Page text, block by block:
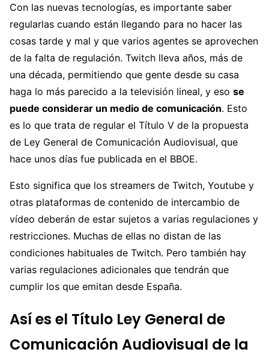
Con las nuevas tecnologías, es importante saber
regularlas cuando están llegando para no hacer las
cosas tarde y mal y que varios agentes se aprovechen
de la falta de regulación. Twitch lleva años, más de
una década, permitiendo que gente desde su casa
haga lo más parecido a la televisión lineal, y eso se
puede considerar un medio de comunicación. Esto
es lo que trata de regular el Título V de la propuesta
de Ley General de Comunicación Audiovisual, que
hace unos días fue publicada en el BBOE.
Esto significa que los streamers de Twitch, Youtube y
otras plataformas de contenido de intercambio de
vídeo deberán de estar sujetos a varias regulaciones y
restricciones. Muchas de ellas no distan de las
condiciones habituales de Twitch. Pero también hay
varias regulaciones adicionales que tendrán que
cumplir los que emitan desde España.
Así es el Título Ley General de
Comunicación Audiovisual de la